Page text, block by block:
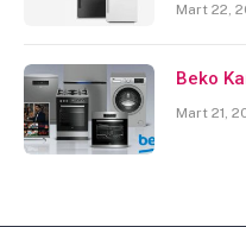
Mart 22,
Beko
Mart 21,